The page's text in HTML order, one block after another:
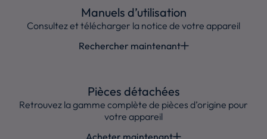
Manuels d’utilisation
Consultez et télécharger la notice de votre appareil
Rechercher maintenant
Pièces détachées
Retrouvez la gamme complète de pièces d’origine pour
votre appareil